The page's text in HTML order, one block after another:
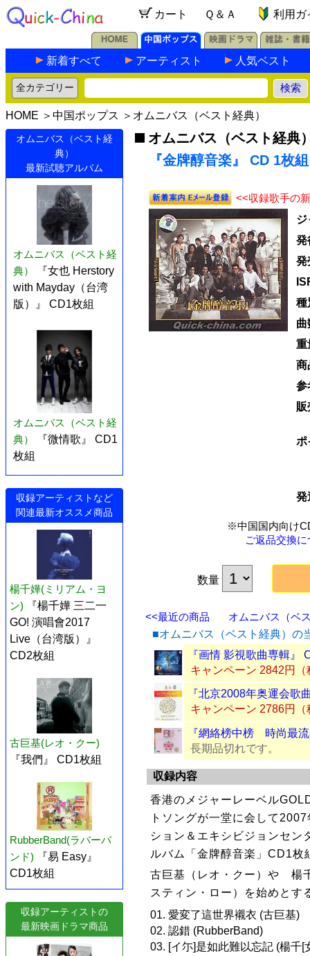
カート Ｑ＆Ａ 利用ガ
新着すべて アーティスト 人気ベスト
HOME ＞ 中国ポップス ＞ オムニバス（ベスト経典）
オムニバス（ベスト経
典）
最新試聴アルバム
オムニバス（ベスト経
典）
『女也 Herstory
with Mayday（台湾
版）』 CD1枚組
オムニバス（ベスト経
典）
『微情歌』 CD1
枚組
収録アーティストなど
関連最新オススメ商品
楊千嬅(ミリアム・ヨ
ン)
『楊千嬅 三二一
GO! 演唱會2017
Live（台湾版）』
CD2枚組
古巨基(レオ・クー)
『我們』 CD1枚組
RubberBand(ラバーバ
ンド)
『易 Easy』
CD1枚組
収録アーティストの
最新映画ドラマ商品
オムニバス（ベスト経典
『金牌醇音楽』 CD 1枚組
<<収録歌手の
ジ
発
発
種
曲
重
商
参
販
ポ
発
※中国国内向け
ご返品交換
数量
<<最近の商品
オムニバス（ベ
■オムニバス（ベスト経典）の
『画情 影視歌曲専輯』
キャンペーン 2842円（
『北京2008年奥運会歌
キャンペーン 2786円（
『網絡榜中榜 時尚最
長期品切れです。
収録内容
香港のメジャーレーベル
トソングが一堂に会して
ション＆エキシビジョンセン
ルバム「金牌醇音楽」CD1枚
古巨基（レオ・クー）や 楊
スティン・ロー）を始めとす
01. 愛変了這世界襯衣 (古巨基)
02. 認錯 (RubberBand)
03. [イ尓]是如此難以忘記 (楊千[